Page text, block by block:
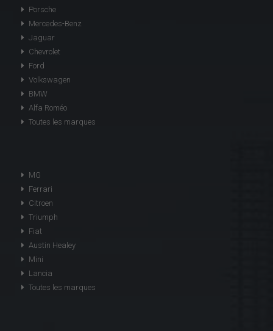
Porsche
Mercedes-Benz
Jaguar
Chevrolet
Ford
Volkswagen
BMW
Alfa Roméo
Toutes les marques
MG
Ferrari
Citroen
Triumph
Fiat
Austin Healey
Mini
Lancia
Toutes les marques